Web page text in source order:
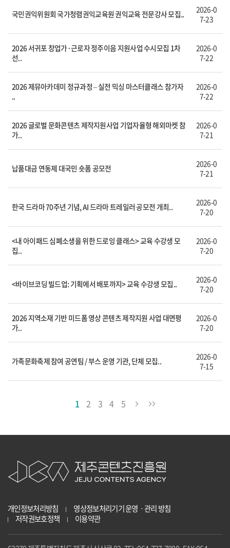
국민권익위원회 국가청렴권익교육원 권익교육 전문강사 모집..
2026-0
7-23
2026 서귀포 창업가·근로자 정주이음 지원사업 수시모집 1차
선..
2026-0
7-22
2026 제뮤아카데미 정규과정 – 실전 믹싱 마스터클래스 참가자
..
2026-0
7-22
2026 글로벌 문화콘텐츠 제작지원사업 기업자율형 해외마켓 참
가..
2026-0
7-21
납품대금 연동제 대국민 숏폼 공모전
2026-0
7-21
한국 드라마 70주년 기념, AI 드라마 트레일러 공모전 개최..
2026-0
7-20
<내 아이패드 심폐소생을 위한 드로잉 클래스> 교육 수강생 모
집..
2026-0
7-20
<바이브코딩 빌드업: 기획에서 배포까지> 교육 수강생 모집..
2026-0
7-20
2026 지역소재 기반 미드폼 영상 콘텐츠 제작지원 사업 대면평
가..
2026-0
7-20
가족문화축제 참여 공연팀 / 부스 운영 기관, 단체 모집..
2026-0
7-15
1 2 3 4 5
개인정보처리방침
영상정보처리기기 운영ㆍ관리 방침
저작권보호정책
이용약관